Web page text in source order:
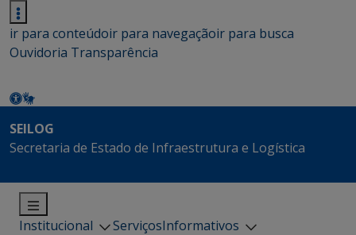
ir para conteúdoir para navegaçãoir para busca
Ouvidoria Transparência
SEILOG
Secretaria de Estado de Infraestrutura e Logística
Institucional ServiçosInformativos